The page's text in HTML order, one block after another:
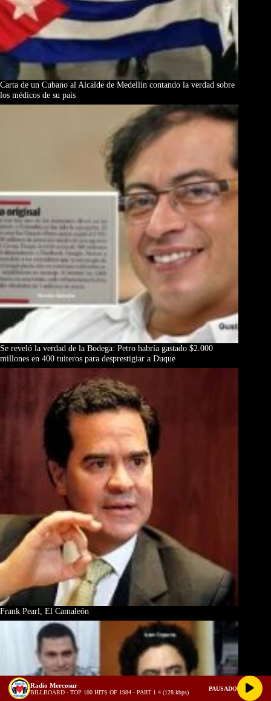
Carta de un Cubano al Alcalde de Medellín contando la verdad sobre
los médicos de su país
Se reveló la verdad de la Bodega: Petro habría gastado $2.000
millones en 400 tuiteros para desprestigiar a Duque
Frank Pearl, El Camaleón
Radio Mercosur
BILLBOARD - TOP 100 HITS OF 1984 - PART 1 4 (128 kbps)
PAUSADO